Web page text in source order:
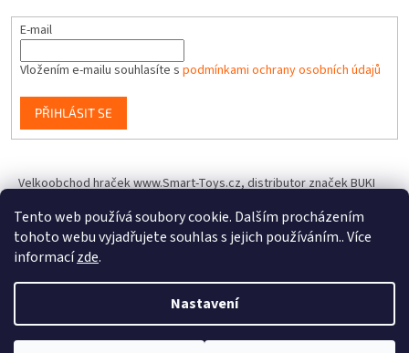
Tento web používá soubory cookie. Dalším procházením
tohoto webu vyjadřujete souhlas s jejich používáním.. Více
informacízde.
Nastavení
E-mail
Vložením e-mailu souhlasíte s podmínkami ochrany osobních údajů
PŘIHLÁSIT SE
Velkoobchod hraček www.Smart-Toys.cz, distributor značek BUKI
Copyright 2026IQhracky.cz. Všechna práva vyhrazena.Upravit